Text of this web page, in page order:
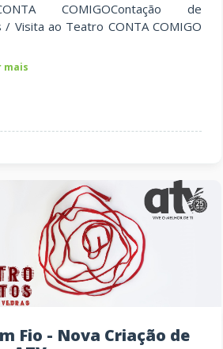
COMIGOContação de
/ Visita ao Teatro CONTA COMIGO
mais